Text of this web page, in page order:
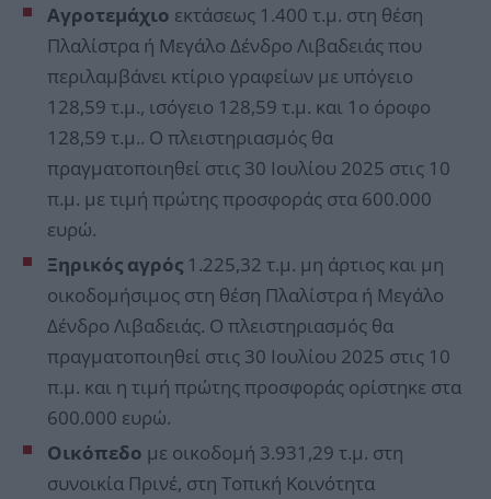
Αγροτεμάχιο εκτάσεως 1.400 τ.μ. στη θέση
Πλαλίστρα ή Μεγάλο Δένδρο Λιβαδειάς που
περιλαμβάνει κτίριο γραφείων με υπόγειο
128,59 τ.μ., ισόγειο 128,59 τ.μ. και 1ο όροφο
128,59 τ.μ.. Ο πλειστηριασμός θα
πραγματοποιηθεί στις 30 Ιουλίου 2025 στις 10
π.μ. με τιμή πρώτης προσφοράς στα 600.000
ευρώ.
Ξηρικός αγρός 1.225,32 τ.μ. μη άρτιος και μη
οικοδομήσιμος στη θέση Πλαλίστρα ή Μεγάλο
Δένδρο Λιβαδειάς. Ο πλειστηριασμός θα
πραγματοποιηθεί στις 30 Ιουλίου 2025 στις 10
π.μ. και η τιμή πρώτης προσφοράς ορίστηκε στα
600.000 ευρώ.
Οικόπεδο με οικοδομή 3.931,29 τ.μ. στη
συνοικία Πρινέ, στη Τοπική Κοινότητα